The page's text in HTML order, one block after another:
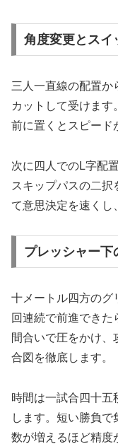
角度変更とスイ
三人一直線の配置か
カットして受けま
前に置くとスピード
次に四人でのL字配
スキップパスの二択
て意思決定を速くし
プレッシャー下
十メートル四方のグ
回連続で前進でき
間合いで圧をかけ、
合図を徹底します。
時間は一試合四十五
します。短い勝負
数が増えるほど精度